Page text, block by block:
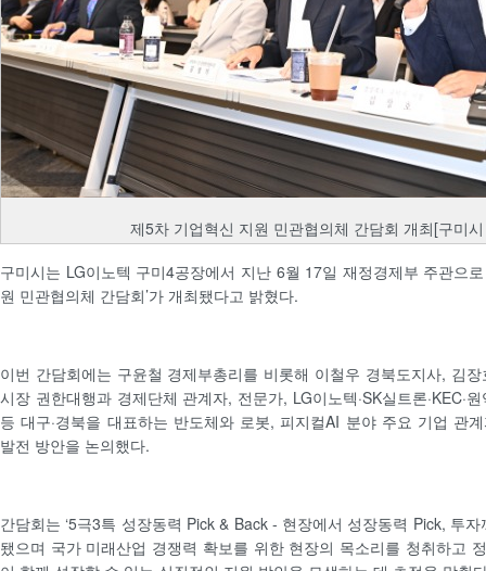
제5차 기업혁신 지원 민관협의체 간담회 개최[구미
구미시는 LG이노텍 구미4공장에서 지난 6월 17일 재정경제부 주관으
원 민관협의체 간담회’가 개최됐다고 밝혔다.
이번 간담회에는 구윤철 경제부총리를 비롯해 이철우 경북도지사, 김
시장 권한대행과 경제단체 관계자, 전문가, LG이노텍·SK실트론·KEC·
등 대구·경북을 대표하는 반도체와 로봇, 피지컬AI 분야 주요 기업 관
발전 방안을 논의했다.
간담회는 ‘5극3특 성장동력 Pick & Back - 현장에서 성장동력 Pick, 투자
됐으며 국가 미래산업 경쟁력 확보를 위한 현장의 목소리를 청취하고